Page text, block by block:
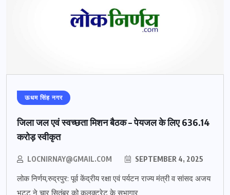
ऊधम सिंह नगर
जिला जल एवं स्वच्छता मिशन बैठक – पेयजल के लिए 636.14
करोड़ स्वीकृत
LOCNIRNAY@GMAIL.COM SEPTEMBER 4, 2025
लोक निर्णय,रुद्रपुर: पूर्व केंद्रीय रक्षा एवं पर्यटन राज्य मंत्री व सांसद अजय
भट्ट ने चार सितंबर को कलक्ट्रेट के सभागार